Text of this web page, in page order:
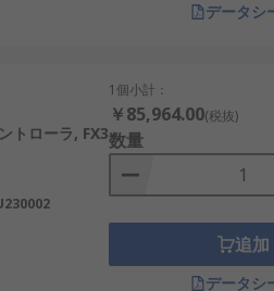
データシ
トローラ, FX3
1個小計：
￥85,964.00(税抜)
数量
追加
データシ